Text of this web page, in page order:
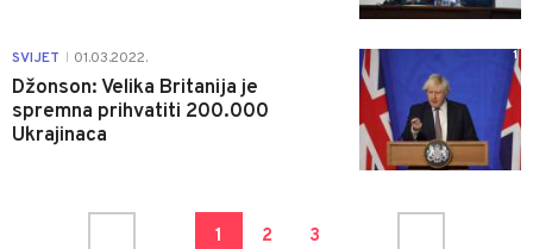
SVIJET 01.03.2022.
Džonson: Velika Britanija je
spremna prihvatiti 200.000
Ukrajinaca
1
1 2 3